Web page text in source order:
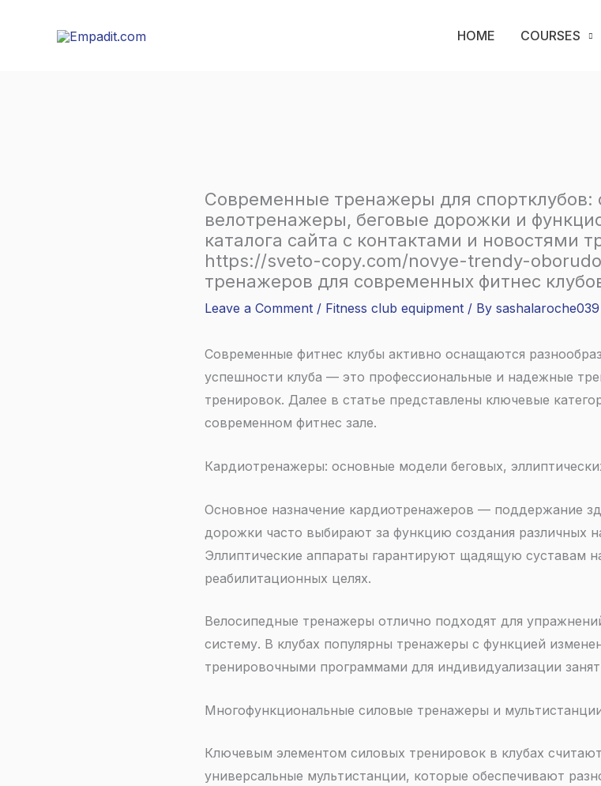
HOME COURSES
Современные тренажеры для
велотренажеры, беговые дорожки и
каталога сайта с контактами и новостями
https://sveto-copy.com/novye-trendy-
тренажеров для современных фитнес
Leave a Comment / Fitness club equipment/ By sashalaroche039
Современные фитнес клубы активно оснащаются
успешности клуба — это профессиональные и надежные
тренировок. Далее в статье представлены ключевые
современном фитнес зале.
Кардиотренажеры: основные модели беговых,
Основное назначение кардиотренажеров — поддержание
дорожки часто выбирают за функцию создания различных
Эллиптические аппараты гарантируют щадящую суставам
реабилитационных целях.
Велосипедные тренажеры отлично подходят для
систему. В клубах популярны тренажеры с функцией
тренировочными программами для индивидуализации
Многофункциональные силовые тренажеры и
Ключевым элементом силовых тренировок в клубах
универсальные мультистанции, которые обеспечивают